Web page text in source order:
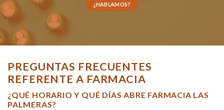
¿HABLAMOS?
PREGUNTAS FRECUENTES
REFERENTE A FARMACIA
¿QUÉ HORARIO Y QUÉ DÍAS ABRE FARMACIA LAS
PALMERAS?